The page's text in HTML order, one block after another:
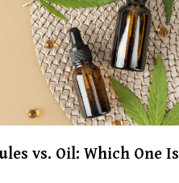
vs. Oil: Which One Is